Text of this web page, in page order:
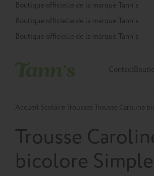
Panneau de gestion des cookies
Boutique officielle de la marque Tann’s
Boutique officielle de la marque Tann’s
Boutique officielle de la marque Tann’s
Contact
Accueil Scolaire Trousses Trousse Caroline
Trousse
bicolore Simple